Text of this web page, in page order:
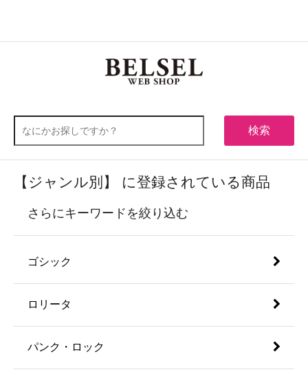
検索
【ジャンル別】 に登録されている商品
さらにキーワードを絞り込む
ゴシック
ロリータ
パンク・ロック